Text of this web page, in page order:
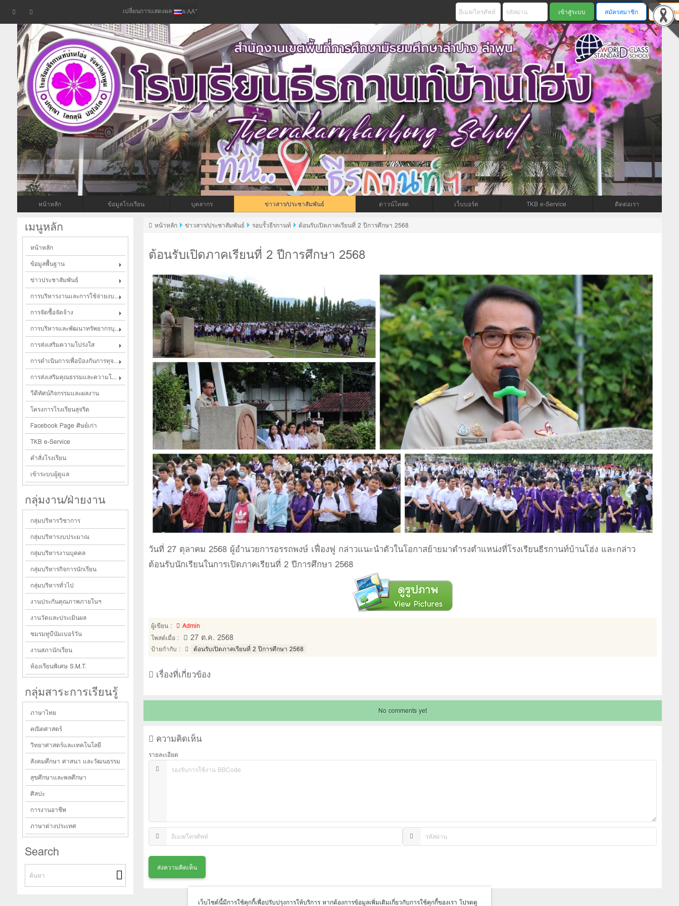
เปลี่ยนการแสดงผล A-AA+ สมัครสมาชิก ลืมรหัส
หน้าหลัก ข้อมูลโรงเรียน บุคลากร ข่าวสาร/ประชาสัมพันธ์ ดาวน์โหลด เว็บบอร์ด TKB e-Service ติดต่อเรา
ต้อนรับเปิดภาคเรียนที่ 2 ปีการศึกษา 2568
หน้าหลัก ข่าวสาร/ประชาสัมพันธ์ รอบรั้วธีรกานท์ ต้อนรับเปิดภาคเรียนที่ 2 ปีการศึกษา 2568
วันที่ 27 ตุลาคม 2568 ผู้อำนวยการอรรถพงษ์ เฟื่องฟู กล่าวแนะนำตัวในโอกาสย้ายมาดำรงตำแหน่งที่โรงเรียนธีรกานท์บ้านโฮ่ง และกล่าว
ต้อนรับนักเรียนในการเปิดภาคเรียนที่ 2 ปีการศึกษา 2568
ผู้เขียน :
Admin
โพสต์เมื่อ :
27 ต.ค. 2568
ป้ายกำกับ : ต้อนรับเปิดภาคเรียนที่ 2 ปีการศึกษา 2568
เรื่องที่เกี่ยวข้อง
No comments yet
ความคิดเห็น
รายละเอียด
เมนูหลัก
หน้าหลัก
ข้อมูลพื้นฐาน
ข่าวประชาสัมพันธ์
การบริหารงานและการใช้จ่ายงบประมาณ
การจัดซื้อจัดจ้าง
การบริหารและพัฒนาทรัพยากรบุคคล
การส่งเสริมความโปร่งใส
การดำเนินการเพื่อป้องกันการทุจริตในประเด็นสินบน
การส่งเสริมคุณธรรมและความโปร่งใส
วีดีทัศน์กิจกรรมและผลงาน
โครงการโรงเรียนสุจริต
Facebook Page ศิษย์เก่า
TKB e-Service
คำสั่งโรงเรียน
เข้าระบบผู้ดูแล
กลุ่มงาน/ฝ่ายงาน
กลุ่มบริหารวิชาการ
กลุ่มบริหารงบประมาณ
กลุ่มบริหารงานบุคคล
กลุ่มบริหารกิจการนักเรียน
กลุ่มบริหารทั่วไป
งานประกันคุณภาพภายในฯ
งานวัดและประเมินผล
ชมรมทูบีนัมเบอร์วัน
งานสภานักเรียน
ห้องเรียนพิเศษ S.M.T.
กลุ่มสาระการเรียนรู้
ภาษาไทย
คณิตศาสตร์
วิทยาศาสตร์และเทคโนโลยี
สังคมศึกษา ศาสนา และวัฒนธรรม
สุขศึกษาและพลศึกษา
ศิลปะ
การงานอาชีพ
ภาษาต่างประเทศ
Search
เว็บไซต์นี้มีการใช้คุกกี้เพื่อปรับปรุงการให้บริการ หากต้องการข้อมูลเพิ่มเติมเกี่ยวกับการใช้คุกกี้ของเรา โปรดดู